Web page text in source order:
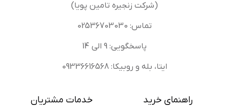
(شرکت زنجیره تامین پویا)
تماس: 02536703030
پاسخگویی: 9 الی 14
ایتا، بله و روبیکا: 09336616568
راهنمای خرید خدمات مشتریان